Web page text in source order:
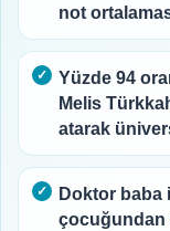
not
Yüzde 94
Melis
atarak
Doktor baba
çocuğundan